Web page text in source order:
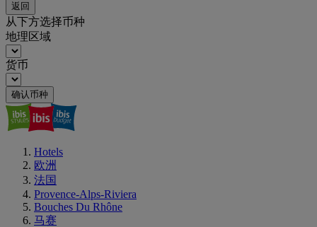
返回
从下方选择币种
地理区域
货币
确认币种
Hotels
欧洲
法国
Provence-Alps-Riviera
Bouches Du Rhône
马赛